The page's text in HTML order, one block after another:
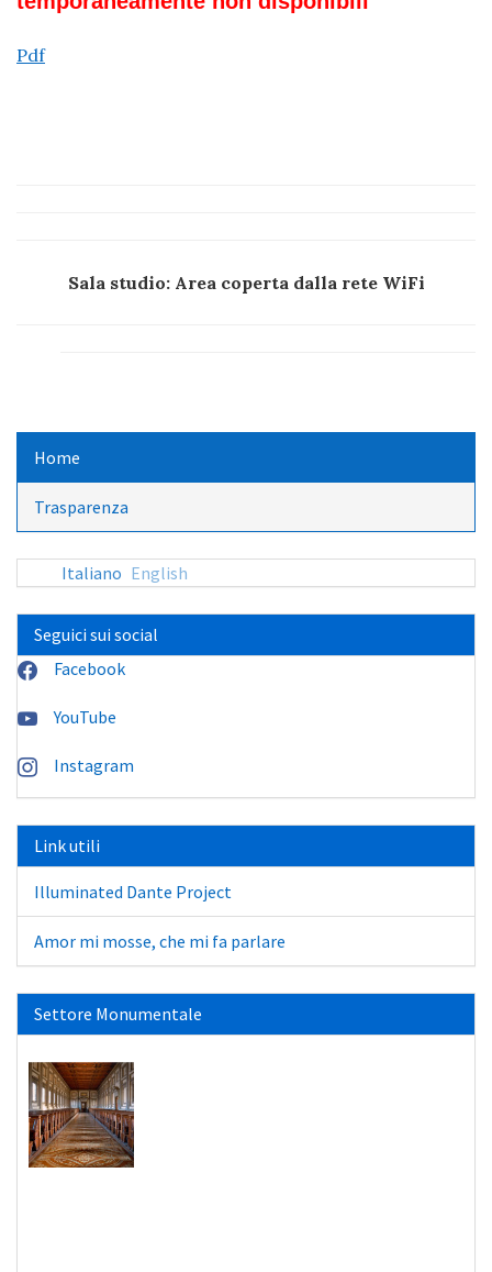
Pdf
Sala studio: Area coperta dalla rete WiFi
Home
Trasparenza
Italiano English
Seguici sui social
Facebook
YouTube
Instagram
Link utili
Illuminated Dante Project
Amor mi mosse, che mi fa parlare
Settore Monumentale